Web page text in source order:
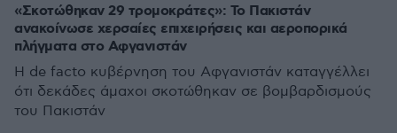
«Σκοτώθηκαν 29 τρομοκράτες»: Το Πακιστάν
ανακοίνωσε χερσαίες επιχειρήσεις και αεροπορικά
πλήγματα στο Αφγανιστάν
Η de facto κυβέρνηση του Αφγανιστάν καταγγέλλει
ότι δεκάδες άμαχοι σκοτώθηκαν σε βομβαρδισμούς
του Πακιστάν